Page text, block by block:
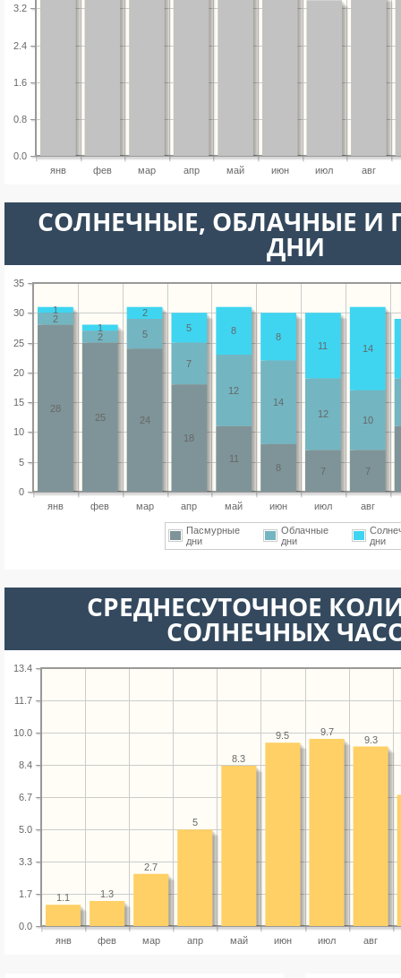
янв фев мар апр май июн июл авг
0.0
0.8
1.6
2.4
3.2
CОЛНЕЧНЫЕ, ОБЛАЧНЫЕ И
ДНИ
янв фев мар апр май июн июл авг
0
5
10
15
20
25
30
35
7
7
8
11
18
24
25
28
10
12
14
12
7
5
2
2
14
11
8
8
5
2
1
1
Пасмурные
дни
Облачные
дни
дни
СРЕДНЕСУТОЧНОЕ
СОЛНЕЧНЫХ
янв фев мар апр май июн июл авг
0.0
1.7
3.3
5.0
6.7
8.4
10.0
11.7
13.4
9.3
9.7
9.5
8.3
5
2.7
1.3
1.1